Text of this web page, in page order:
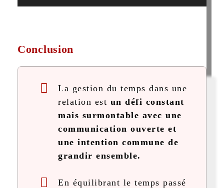
Conclusion
La gestion du temps dans une
relation est un défi constant
mais surmontable avec une
communication ouverte et
une intention commune de
grandir ensemble.
En équilibrant le temps passé